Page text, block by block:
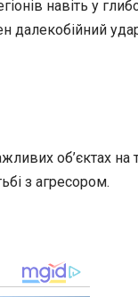
навіть у
далекобійний
об’єктах
з агресором.